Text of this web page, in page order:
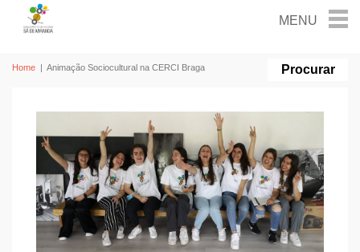
Home | Animação Sociocultural na CERCI Braga